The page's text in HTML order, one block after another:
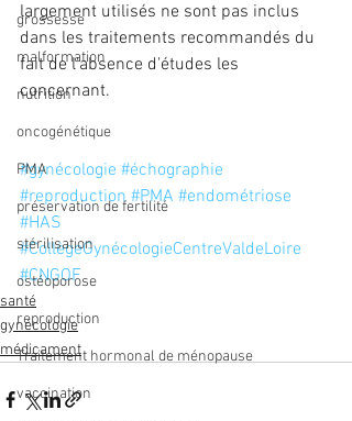
grossesse
malformation
nutrition
oncogénétique
PMA
préservation de fertilité
stérilisation
ostéoporose
reproduction
Traitement hormonal de ménopause
vaccination
largement utilisés ne sont pas inclus
dans les traitements recommandés du
fait de l'absence d'études les
concernant.
#gynécologie #échographie
#reproduction #PMA #endométriose
#HAS
#CollègeGynécologieCentreValdeLoire
#CNGOF
santé
gynécologie
médicament